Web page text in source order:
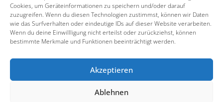
Cookies, um Geräteinformationen zu speichern und/oder darauf
zuzugreifen. Wenn du diesen Technologien zustimmst, können wir Daten
wie das Surfverhalten oder eindeutige IDs auf dieser Website verarbeiten.
Wenn du deine Einwillligung nicht erteilst oder zurückziehst, können
bestimmte Merkmale und Funktionen beeinträchtigt werden.
Akzeptieren
Ablehnen
Collaboratively administrate empowered markets via plug-
and-play networks. Dynamically procrastinate
users.Collaboratively administrate empowered markets via
plug-and-play networks. Dynamically procrastinate users.